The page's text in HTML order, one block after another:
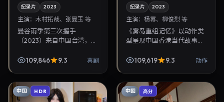
纪录片 2023
主演： 木村拓哉、张曼玉 等
曼谷雨季第三次握手
（2023）来自中国台湾，类
村拓哉、张曼玉等参与演
109,846 9.3 喜剧
纪录片 2023
主演：杨幂、柳俊烈 等
《雾岛重组记忆》以动作类
型呈现中国香港当代故事，
俊烈。2023年2月21日登陆
109,619 9.3 动作
中国 HDR 中国 高分